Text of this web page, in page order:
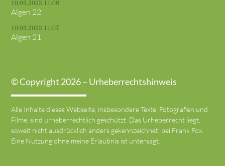
10.03.2023 11:08
Algen 22
10.03.2023 11:07
Algen 21
© Copyright 2026 – Urheberrechtshinweis
Alle Inhalte dieses Webseite, insbesondere Texte, Fotografien und
Filme, sind urheberrechtlich geschützt. Das Urheberrecht liegt,
soweit nicht ausdrücklich anders gekennzeichnet, bei Frank Fox.
Eine Nutzung ohne meine Erlaubnis ist untersagt.